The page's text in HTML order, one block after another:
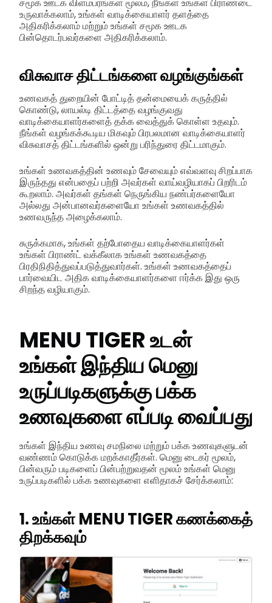
உருவாக்கலாம், உங்கள் வாடிக்கையாளர் தளத்தை
அதிகரிக்கலாம் மற்றும் உங்கள் சமூக ஊடக
பின்தொடர்பவர்களை அதிகரிக்கலாம்.
விசுவாச திட்டங்களை வழங்குங்கள்
உணவகத் துறையின் போட்டித் தன்மையைக் கருத்தில்
கொண்டு, லாயல்டி திட்டத்தை வழங்குவது
வாடிக்கையாளர்களைத் தக்க வைத்துக் கொள்ள உதவும்.
நீங்கள் வழங்கக்கூடிய மிகவும் பிரபலமான வாடிக்கையாளர்
விசுவாசத் திட்டங்களில் ஒன்று பரிந்துரை திட்டமாகும்.
உங்கள் உணவகத்தின் உணவும் சேவையும் எவ்வளவு சிறப்பாக
இருந்தது என்பதைப் பற்றி அவர்கள் வாய்வழியாகப் பிறரிடம்
கூறலாம். அவர்கள் தங்கள் நெருங்கிய நண்பர்களையோ
அல்லது அன்பானவர்களையோ உங்கள் உணவகத்தில்
உணவருந்த அழைக்கலாம்.
சுருக்கமாக, உங்கள் தற்போதைய வாடிக்கையாளர்கள்
உங்கள் பிராண்ட் வக்கீலாக உங்கள் உணவகத்தை
பிரதிநிதித்துவப்படுத்துவார்கள். உங்கள் உணவகத்தைப்
பார்வையிட அதிக வாடிக்கையாளர்களை ஈர்க்க இது ஒரு
சிறந்த வழியாகும்.
MENU TIGER உடன்
உங்கள் இந்திய மெனு
உருப்படிகளுக்கு பக்க
உணவுகளை எப்படி வைப்பது
உங்கள் இந்திய உணவு சமநிலை மற்றும் பக்க உணவுகளுடன்
வண்ணம் கொடுக்க மறக்காதீர்கள். மெனு டைகர் மூலம்,
பின்வரும் படிகளைப் பின்பற்றுவதன் மூலம் உங்கள் மெனு
உருப்படிகளில் பக்க உணவுகளை எளிதாகச் சேர்க்கலாம்:
1. உங்கள் MENU TIGER கணக்கைத்
திறக்கவும்